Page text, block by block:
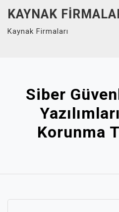
content
KAYNAK
Kaynak Firmaları
Siber
Korunma